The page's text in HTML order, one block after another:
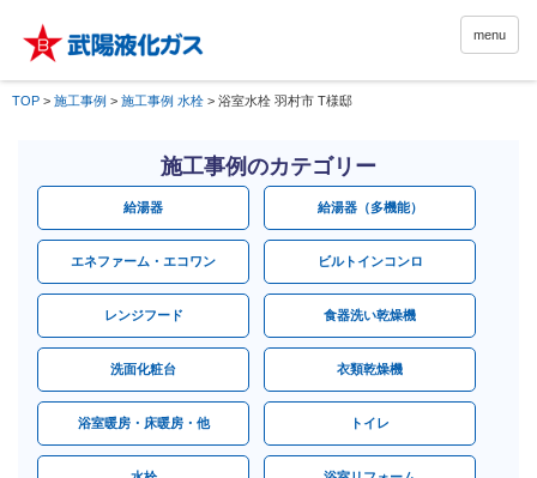
menu
TOP > 施工事例 > 施工事例 水栓 > 浴室水栓 羽村市 T様邸
施工事例のカテゴリー
給湯器 給湯器（多機能）
エネファーム・エコワン ビルトインコンロ
レンジフード 食器洗い乾燥機
洗面化粧台 衣類乾燥機
浴室暖房・床暖房・他 トイレ